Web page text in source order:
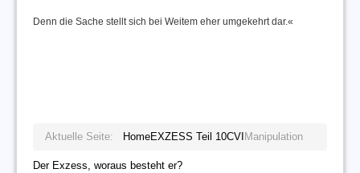
Denn die Sache stellt sich bei Weitem eher umgekehrt dar.«
Aktuelle Seite: HomeEXZESS Teil 10CVI Manipulation
Der Exzess, woraus besteht er?